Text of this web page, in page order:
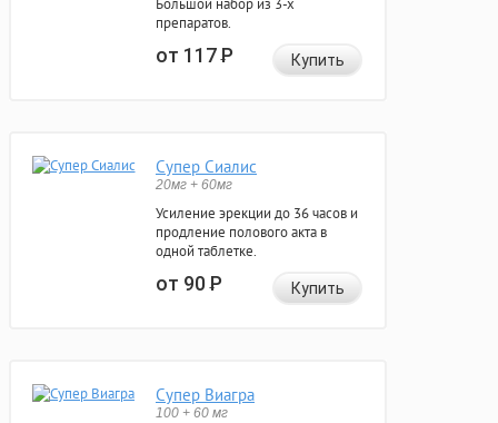
Большой набор из 3-х
препаратов.
от 117Р Купить
Супер Сиалис
20мг + 60мг
Усиление эрекции до 36 часов и
продление полового акта в
одной таблетке.
от 90Р Купить
Супер Виагра
100 + 60 мг